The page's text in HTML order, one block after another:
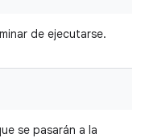
de ejecutarse.
se pasarán a la